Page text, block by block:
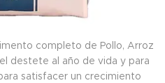
completo de Pollo, Arroz
destete al año de vida y para
satisfacer un crecimiento